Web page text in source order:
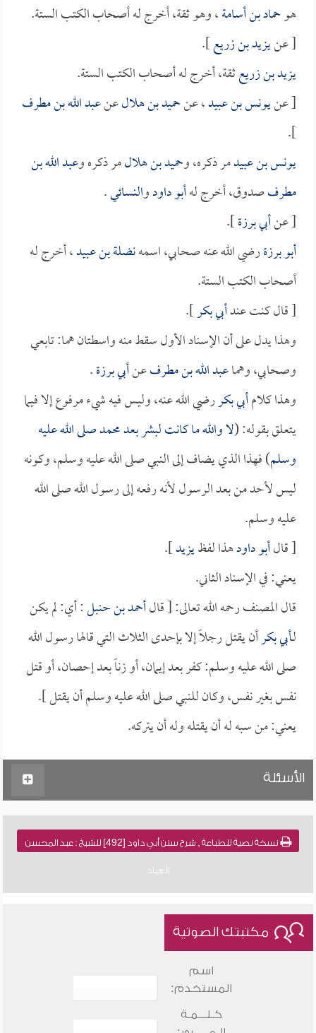
هوحماد بن أسامة، وهو ثقة، أخرج له أصحاب الكتب الستة.
[ عنيزيد بن زريع].
يزيد بن زريعثقة، أخرج له أصحاب الكتب الستة.
[ عنيونس بن عبيد، عنحميد بن هلالعنعبد الله بن مطرف
].
يونس بن عبيدمر ذكره، وحميد بن هلالمر ذكره وعبد الله بن
مطرفصدوق، أخرج لهأبو داودوالنسائي.
[ عنأبي برزة].
أبو برزةرضي الله عنه صحابي، اسمهنضلة بن عبيد، أخرج له
أصحاب الكتب الستة.
[ قال كنت عندأبي بكر].
وهذا يدل على أن الإسناد الأول سقط منه واسطتان هما: تابعي
وصحابي، وهماعبد الله بن مطرفعنأبي برزة.
وهذا كلامأبي بكررضي الله عنه، وليس فيه شيء مرفوع إلا فيما
يتعلق بقوله: (لا والله ما كانت لبشر بعد محمد صلى الله عليه
وسلم) فهذا الذي يضاف إلى النبي صلى الله عليه وسلم، وكونه
ليس لأحد من بعد الرسول لأنه رفعه إلى رسول الله صلى الله
عليه وسلم.
[ قالأبو داودهذا لفظيزيد].
يعني: في الإسناد الثاني.
قال المصنف رحمه الله تعالى: [ قالأحمد بن حنبل: أي: لم يكن
لـأبي بكرأن يقتل رجلاً إلا بإحدى الثلاث التي قالها رسول الله
صلى الله عليه وسلم: كفر بعد إيمان، أو زناً بعد إحصان، أو قتل
نفس بغير نفس، وكان للنبي صلى الله عليه وسلم أن يقتل ].
يعني: من سبه له أن يقتله وله أن يتركه.
الأسئلة
نسخة نصية للطباعة , شرح سنن أبي داود [492] للشيخ : عبد المحسن
العباد
مكتبتك الصوتية
اسم
المستخدم:
كـلـــمـة